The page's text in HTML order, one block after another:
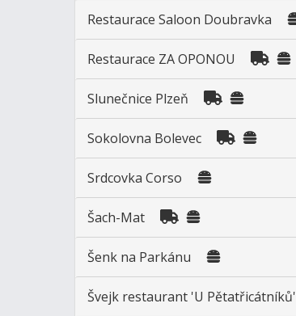
Restaurace Saloon Doubravka
Restaurace ZA OPONOU
Slunečnice Plzeň
Sokolovna Bolevec
Srdcovka Corso
Šach-Mat
Šenk na Parkánu
Švejk restaurant 'U Pětatřicátníků'